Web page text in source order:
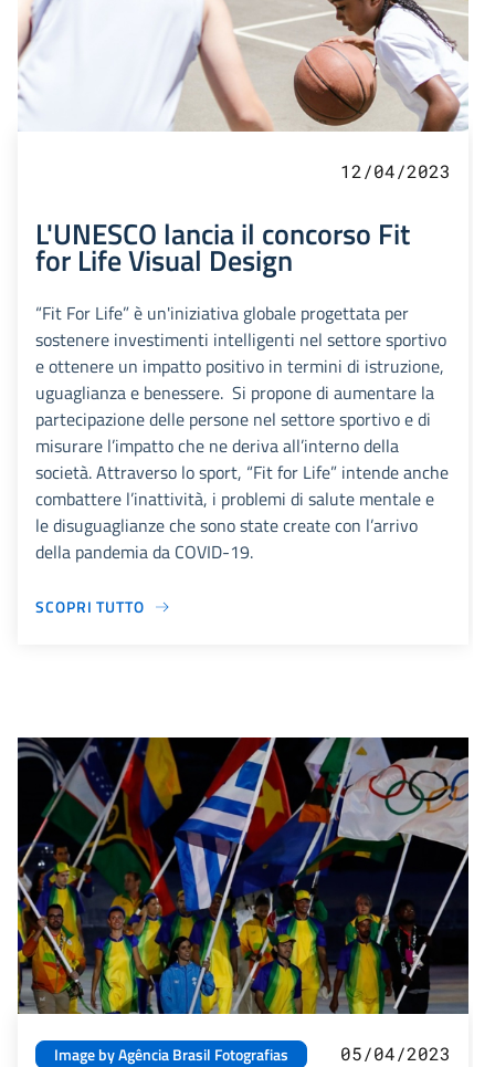
12/04/2023
L'UNESCO lancia il concorso Fit
for Life Visual Design
“Fit For Life” è un'iniziativa globale progettata per
sostenere investimenti intelligenti nel settore sportivo
e ottenere un impatto positivo in termini di istruzione,
uguaglianza e benessere. Si propone di aumentare la
partecipazione delle persone nel settore sportivo e di
misurare l’impatto che ne deriva all’interno della
società. Attraverso lo sport, “Fit for Life” intende anche
combattere l’inattività, i problemi di salute mentale e
le disuguaglianze che sono state create con l’arrivo
della pandemia da COVID-19.
SCOPRI TUTTO
Image by Agência Brasil Fotografias 05/04/2023